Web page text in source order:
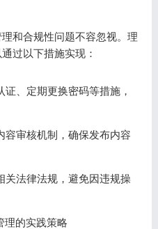
合规性问题不容忽视。理
过以下措施实现：
、定期更换密码等措施，
审核机制，确保发布内容
法律法规，避免因违规操
的实践策略